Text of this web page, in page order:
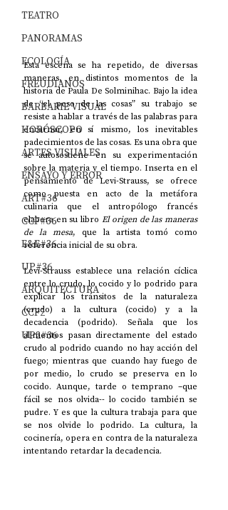
TEATRO
PANORAMAS
ECOLOGÍA
FREUDIANOS
BARBARIE VISUAL
HORÓSCOPO
ARTES VISUALES
ENSAYO Y ERROR
ART#36
CCF#36
E&E#36
UP#36
ARQUITECTURA
CCF2
UP2#36
Esta escena se ha repetido, de diversas
maneras, en distintos momentos de la
historia de Paula De Solminihac. Bajo la idea
de “el peso de las cosas” su trabajo se
resiste a hablar a través de las palabras para
encarnar, en sí mismo, los inevitables
padecimientos de las cosas. Es una obra que
se autosostiene en su experimentación
sobre la materia y el tiempo. Inserta en el
pensamiento de Levi-Strauss, se ofrece
como puesta en acto de la metáfora
culinaria que el antropólogo francés
elabora en su libro El origen de las maneras
de la mesa, que la artista tomó como
referencia inicial de su obra.
Levi-Strauss establece una relación cíclica
entre lo crudo, lo cocido y lo podrido para
explicar los tránsitos de la naturaleza
(crudo) a la cultura (cocido) y a la
decadencia (podrido). Señala que los
alimentos pasan directamente del estado
crudo al podrido cuando no hay acción del
fuego; mientras que cuando hay fuego de
por medio, lo crudo se preserva en lo
cocido. Aunque, tarde o temprano –que
fácil se nos olvida-- lo cocido también se
pudre. Y es que la cultura trabaja para que
se nos olvide lo podrido. La cultura, la
cocinería, opera en contra de la naturaleza
intentando retardar la decadencia.